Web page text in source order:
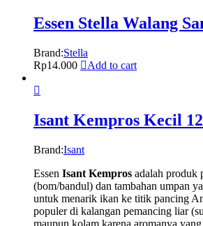
Essen Stella Walang
Brand:Stella
Rp14.000 Add to cart
Isant Kempros Kecil
Brand:Isant
Essen Isant Kempros adalah produk
(bom/bandul) dan tambahan umpan
untuk menarik ikan ke titik pancing
populer di kalangan pemancing liar
maupun kolam karena aromanya